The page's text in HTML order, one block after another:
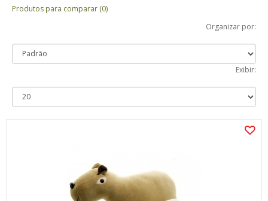
Produtos para comparar (0)
Organizar por:
Exibir: